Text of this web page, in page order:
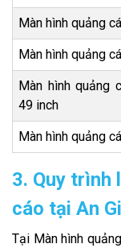
Màn hình quảng
Màn hình quảng
Màn hình quảng
49 inch
Màn hình quảng
3. Quy trình
cáo tại An
Tại Màn hình